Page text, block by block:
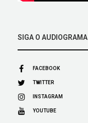
SIGA O AUDIOGRAMA
FACEBOOK
TWITTER
INSTAGRAM
YOUTUBE